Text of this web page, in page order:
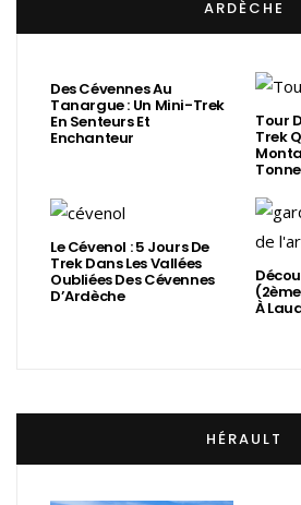
ARDÈCHE
Des Cévennes Au
Tanargue : Un Mini-Trek
En Senteurs Et
Enchanteur
Tour
Trek
Le Cévenol : 5 Jours De
Trek Dans Les Vallées
Oubliées Des Cévennes
D’Ardèche
À
HÉRAULT